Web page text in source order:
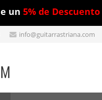
un 5% de Descuento
info@guitarrastriana.com